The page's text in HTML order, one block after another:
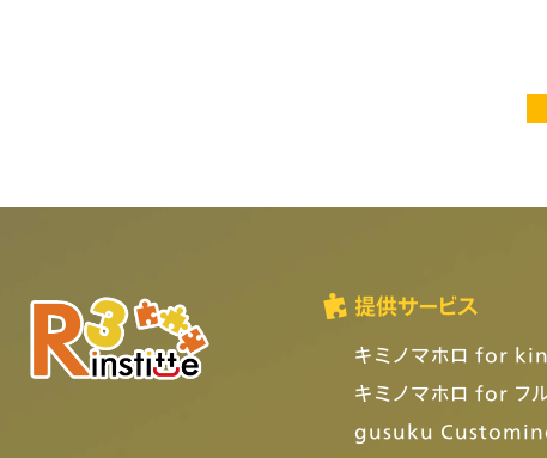
提供サービス
キミノマホロ for
キミノマホロ for フ
gusuku